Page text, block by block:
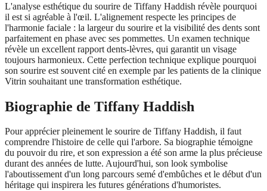
L'analyse esthétique du sourire de Tiffany Haddish révèle pourquoi
il est si agréable à l'œil. L'alignement respecte les principes de
l'harmonie faciale : la largeur du sourire et la visibilité des dents sont
parfaitement en phase avec ses pommettes. Un examen technique
révèle un excellent rapport dents-lèvres, qui garantit un visage
toujours harmonieux. Cette perfection technique explique pourquoi
son sourire est souvent cité en exemple par les patients de la clinique
Vitrin souhaitant une transformation esthétique.
Biographie de Tiffany Haddish
Pour apprécier pleinement le sourire de Tiffany Haddish, il faut
comprendre l'histoire de celle qui l'arbore. Sa biographie témoigne
du pouvoir du rire, et son expression a été son arme la plus précieuse
durant des années de lutte. Aujourd'hui, son look symbolise
l'aboutissement d'un long parcours semé d'embûches et le début d'un
héritage qui inspirera les futures générations d'humoristes.